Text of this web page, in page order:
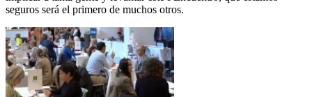
seguros será el primero de muchos otros.